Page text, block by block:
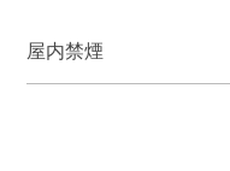
屋内禁煙